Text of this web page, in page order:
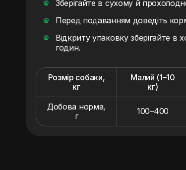
Зберігайте в сухому й
Перед подаванням доведіть
Відкриту упаковку зберігайте
годин.
Розмір собаки,
кг
Малий (1–10
кг)
Добова норма,
г
100–400